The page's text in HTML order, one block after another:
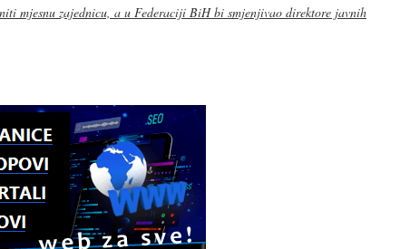
mjesnu zajednicu, a u Federaciji BiH bi smjenjivao direktore javnih